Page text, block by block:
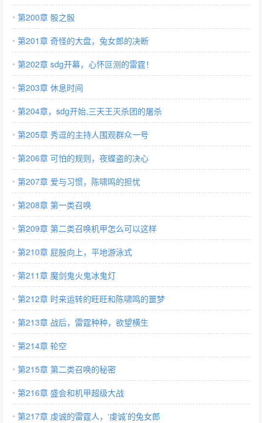
第200章 骰之骰
第201章 奇怪的大盘，兔女郎的决断
第202章 sdg开幕，心怀叵测的雷霆！
第203章 休息时间
第204章，sdg开始,三天王灭杀团的屠杀
第205章 秀逗的主持人围观群众一号
第206章 可怕的规则，夜蝶盗的决心
第207章 爱与习惯，陈啸鸣的担忧
第208章 第一类召唤
第209章 第二类召唤机甲怎么可以这样
第210章 屁股向上，平地游泳式
第211章 魔剑鬼火鬼冰鬼灯
第212章 时来运转的旺旺和陈啸鸣的噩梦
第213章 战后，雷霆种种，欲望横生
第214章 轮空
第215章 第二类召唤的秘密
第216章 盛会和机甲超级大战
第217章 虔诚的雷霆人，‘虔诚’的兔女郎